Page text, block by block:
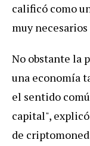
calificó como
muy necesarios
No obstante la
una economía
el sentido
capital",
de